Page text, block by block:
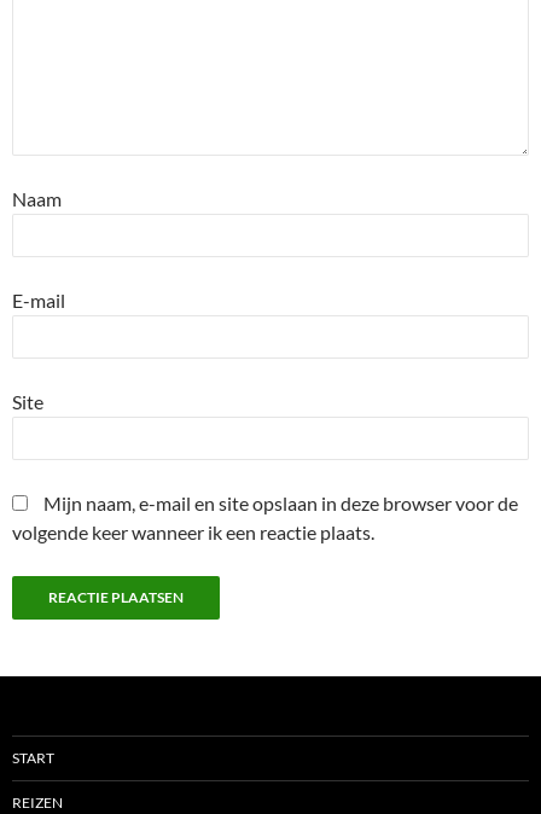
Naam
E-mail
Site
Mijn naam, e-mail en site opslaan in deze browser voor de
volgende keer wanneer ik een reactie plaats.
START
REIZEN